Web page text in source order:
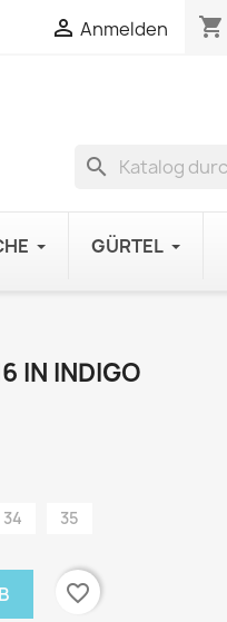
 Anmelden shopping_cart
search
GÜRTEL
IN INDIGO
34 35
favorite_border